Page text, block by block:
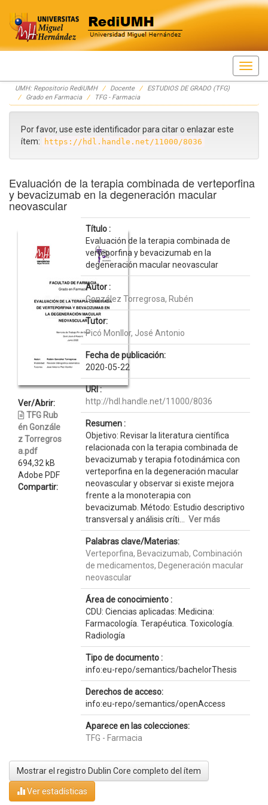
Skip
navigation
UMH: Repositorio RediUMH Docente
ESTUDIOS DE GRADO (TFG)
Grado en Farmacia
TFG - Farmacia
Por favor, use este identificador para citar o enlazar este
ítem:
https://hdl.handle.net/11000/8036
Evaluación de la terapia combinada de verteporfina
y bevacizumab en la degeneración macular
neovascular
Ver/Abrir:
TFG Rub
én Gonzále
z Torregros
a.pdf
694,32 kB
Adobe PDF
Compartir:
Título :
Evaluación de la terapia combinada de
verteporfina y bevacizumab en la
degeneración macular neovascular
Autor :
González Torregrosa, Rubén
Tutor:
Picó Monllor, José Antonio
Fecha de publicación:
2020-05-22
URI :
http://hdl.handle.net/11000/8036
Resumen :
Objetivo: Revisar la literatura científica
relacionada con la terapia combinada de
bevacizumab y terapia fotodinámica con
verteporfina en la degeneración macular
neovascular y observar si existe mejora
frente a la monoterapia con
bevacizumab. Método: Estudio descriptivo
transversal y análisis críti... Ver más
Palabras clave/Materias:
Verteporfina, Bevacizumab, Combinación
de medicamentos, Degeneración macular
neovascular
Área de conocimiento :
CDU: Ciencias aplicadas: Medicina:
Farmacología. Terapéutica. Toxicología.
Radiología
Tipo de documento :
info:eu-repo/semantics/bachelorThesis
Derechos de acceso:
info:eu-repo/semantics/openAccess
Aparece en las colecciones:
TFG - Farmacia
Mostrar el registro Dublin Core completo del ítem
Ver estadísticas